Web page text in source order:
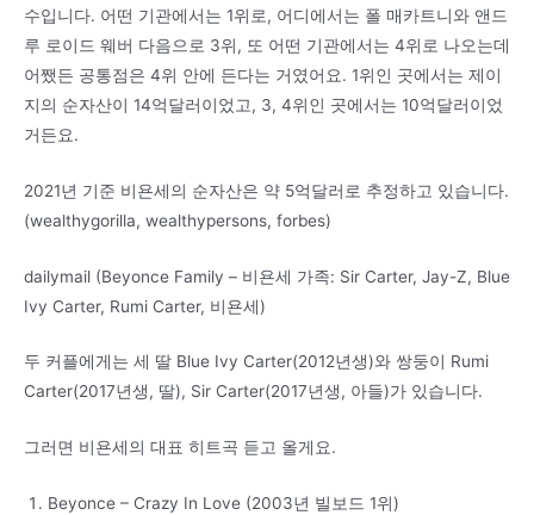
수입니다. 어떤 기관에서는 1위로, 어디에서는 폴 매카트니와 앤드
루 로이드 웨버 다음으로 3위, 또 어떤 기관에서는 4위로 나오는데
어쨌든 공통점은 4위 안에 든다는 거였어요. 1위인 곳에서는 제이
지의 순자산이 14억달러이었고, 3, 4위인 곳에서는 10억달러이었
거든요.
2021년 기준 비욘세의 순자산은 약 5억달러로 추정하고 있습니다.
(wealthygorilla, wealthypersons, forbes)
dailymail (Beyonce Family – 비욘세 가족: Sir Carter, Jay-Z, Blue
Ivy Carter, Rumi Carter, 비욘세)
두 커플에게는 세 딸 Blue Ivy Carter(2012년생)와 쌍둥이 Rumi
Carter(2017년생, 딸), Sir Carter(2017년생, 아들)가 있습니다.
그러면 비욘세의 대표 히트곡 듣고 올게요.
Beyonce – Crazy In Love (2003년 빌보드 1위)